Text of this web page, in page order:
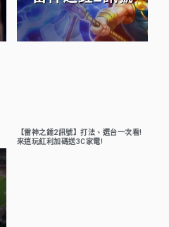
【雷神之錘2訊號】打法、選台一次看!
來這玩紅利加碼送3C家電!